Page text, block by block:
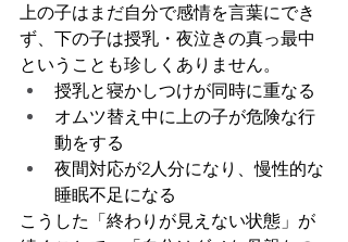
上の子はまだ自分で感情を言葉にでき
ず、下の子は授乳・夜泣きの真っ最中
ということも珍しくありません。
授乳と寝かしつけが同時に重なる
オムツ替え中に上の子が危険な行
動をする
夜間対応が2人分になり、慢性的な
睡眠不足になる
こうした「終わりが見えない状態」が